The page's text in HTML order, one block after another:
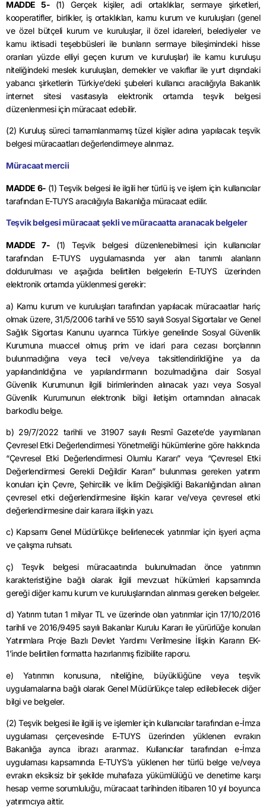
MADDE 5- (1) Gerçek kişiler, adi ortaklıklar, sermaye şirketleri,
kooperatifler, birlikler, iş ortaklıkları, kamu kurum ve kuruluşları (genel
ve özel bütçeli kurum ve kuruluşlar, il özel idareleri, belediyeler ve
kamu iktisadi teşebbüsleri ile bunların sermaye bileşimindeki hisse
oranları yüzde elliyi geçen kurum ve kuruluşlar) ile kamu kuruluşu
niteliğindeki meslek kuruluşları, dernekler ve vakıflar ile yurt dışındaki
yabancı şirketlerin Türkiye’deki şubeleri kullanıcı aracılığıyla Bakanlık
internet sitesi vasıtasıyla elektronik ortamda teşvik belgesi
düzenlenmesi için müracaat edebilir.
(2) Kuruluş süreci tamamlanmamış tüzel kişiler adına yapılacak teşvik
belgesi müracaatları değerlendirmeye alınmaz.
Müracaat mercii
MADDE 6- (1) Teşvik belgesi ile ilgili her türlü iş ve işlem için kullanıcılar
tarafından E-TUYS aracılığıyla Bakanlığa müracaat edilir.
Teşvik belgesi müracaat şekli ve müracaatta aranacak belgeler
MADDE 7- (1) Teşvik belgesi düzenlenebilmesi için kullanıcılar
tarafından E-TUYS uygulamasında yer alan tanımlı alanların
doldurulması ve aşağıda belirtilen belgelerin E-TUYS üzerinden
elektronik ortamda yüklenmesi gerekir:
a) Kamu kurum ve kuruluşları tarafından yapılacak müracaatlar hariç
olmak üzere, 31/5/2006 tarihli ve 5510 sayılı Sosyal Sigortalar ve Genel
Sağlık Sigortası Kanunu uyarınca Türkiye genelinde Sosyal Güvenlik
Kurumuna muaccel olmuş prim ve idari para cezası borçlarının
bulunmadığına veya tecil ve/veya taksitlendirildiğine ya da
yapılandırıldığına ve yapılandırmanın bozulmadığına dair Sosyal
Güvenlik Kurumunun ilgili birimlerinden alınacak yazı veya Sosyal
Güvenlik Kurumunun elektronik bilgi iletişim ortamından alınacak
barkodlu belge.
b) 29/7/2022 tarihli ve 31907 sayılı Resmî Gazete’de yayımlanan
Çevresel Etki Değerlendirmesi Yönetmeliği hükümlerine göre hakkında
“Çevresel Etki Değerlendirmesi Olumlu Kararı” veya “Çevresel Etki
Değerlendirmesi Gerekli Değildir Kararı” bulunması gereken yatırım
konuları için Çevre, Şehircilik ve İklim Değişikliği Bakanlığından alınan
çevresel etki değerlendirmesine ilişkin karar ve/veya çevresel etki
değerlendirmesine dair karara ilişkin yazı.
c) Kapsamı Genel Müdürlükçe belirlenecek yatırımlar için işyeri açma
ve çalışma ruhsatı.
ç) Teşvik belgesi müracaatında bulunulmadan önce yatırımın
karakteristiğine bağlı olarak ilgili mevzuat hükümleri kapsamında
gereği diğer kamu kurum ve kuruluşlarından alınması gereken belgeler.
d) Yatırım tutarı 1 milyar TL ve üzerinde olan yatırımlar için 17/10/2016
tarihli ve 2016/9495 sayılı Bakanlar Kurulu Kararı ile yürürlüğe konulan
Yatırımlara Proje Bazlı Devlet Yardımı Verilmesine İlişkin Kararın EK-
1’inde belirtilen formatta hazırlanmış fizibilite raporu.
e) Yatırımın konusuna, niteliğine, büyüklüğüne veya teşvik
uygulamalarına bağlı olarak Genel Müdürlükçe talep edilebilecek diğer
bilgi ve belgeler.
(2) Teşvik belgesi ile ilgili iş ve işlemler için kullanıcılar tarafından e-İmza
uygulaması çerçevesinde E-TUYS üzerinden yüklenen evrakın
Bakanlığa ayrıca ibrazı aranmaz. Kullanıcılar tarafından e-İmza
uygulaması kapsamında E-TUYS’a yüklenen her türlü belge ve/veya
evrakın eksiksiz bir şekilde muhafaza yükümlülüğü ve denetime karşı
hesap verme sorumluluğu, müracaat tarihinden itibaren 10 yıl boyunca
yatırımcıya aittir.